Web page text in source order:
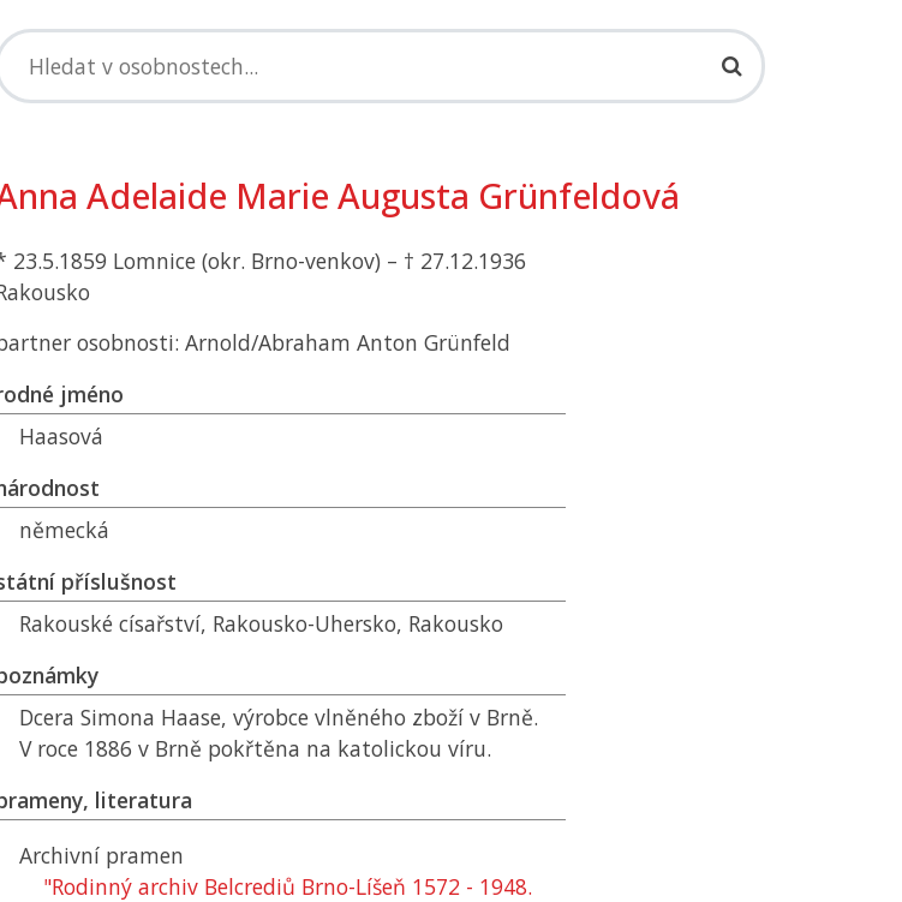
Adelaide Marie Augusta Grünfeldová
23.5.1859 Lomnice (okr. Brno-venkov) – † 27.12.1936
osobnosti: Arnold/Abraham Anton Grünfeld
jméno
Haasová
německá
příslušnost
Rakouské císařství, Rakousko-Uhersko, Rakousko
Dcera Simona Haase, výrobce vlněného zboží v Brně.
V roce 1886 v Brně pokřtěna na katolickou víru.
literatura
Archivní pramen
"Rodinný archiv Belcrediů Brno-Líšeň 1572 - 1948.